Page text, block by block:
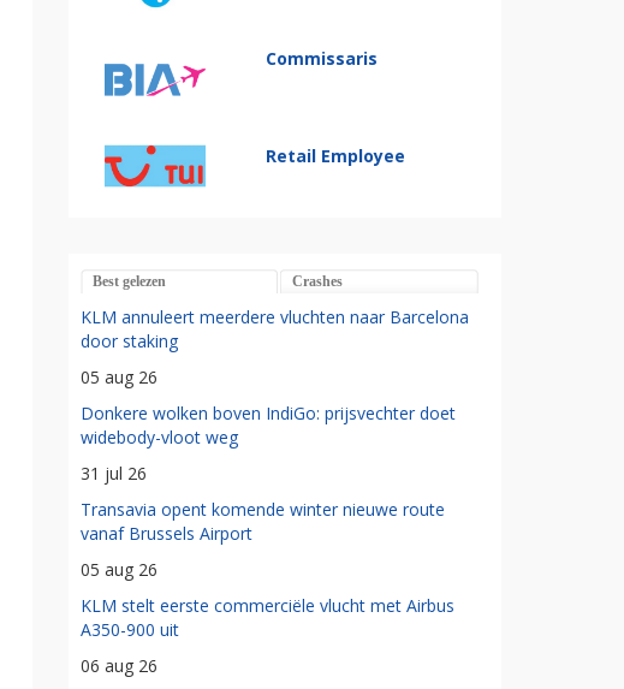
Commissaris
Retail Employee
Best gelezen Crashes
KLM annuleert meerdere vluchten naar Barcelona
door staking
05 aug 26
Donkere wolken boven IndiGo: prijsvechter doet
widebody-vloot weg
31 jul 26
Transavia opent komende winter nieuwe route
vanaf Brussels Airport
05 aug 26
KLM stelt eerste commerciële vlucht met Airbus
A350-900 uit
06 aug 26